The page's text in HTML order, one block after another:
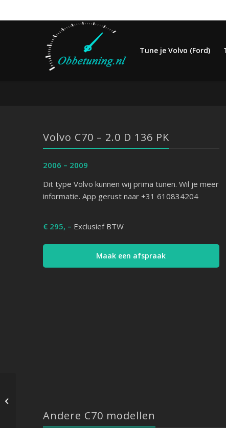
Tune je Volvo (Ford)
Volvo C70 – 2.0 D 136 PK
2006 – 2009
Dit type Volvo kunnen wij prima tunen. Wil je meer
informatie. App gerust naar +31 610834204
€ 295, – Exclusief BTW
Maak een afspraak
Andere C70 modellen